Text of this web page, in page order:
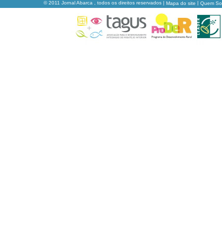
© 2011 Jornal Abarca , todos os direitos reservados | Mapa do site | Quem